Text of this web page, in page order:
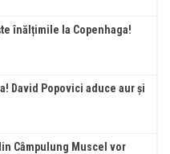
înălțimile la Copenhaga!
David Popovici aduce aur și
Câmpulung Muscel vor